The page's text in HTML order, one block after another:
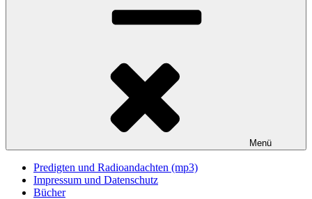
Menü
Predigten und Radioandachten (mp3)
Impressum und Datenschutz
Bücher